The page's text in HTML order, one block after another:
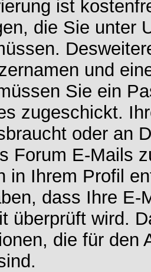
ist
die Sie unter
und
Sie ein
zugeschickt.
oder an
Forum E-Mails
in Ihrem Profil
dass Ihre E-
überprüft wird.
die für den